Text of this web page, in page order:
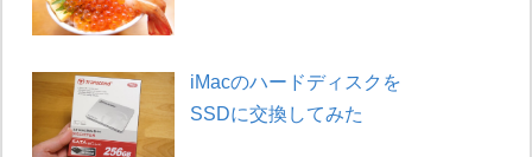
iMacのハードディスクを
SSDに交換してみた